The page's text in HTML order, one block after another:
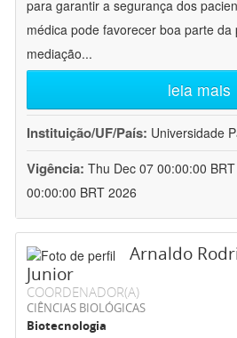
para garantir a segurança dos
médica pode favorecer boa parte da
mediação...
leia mais
Instituição/UF/País: Universidade
Vigência: Thu Dec 07 00:00:00
00:00:00 BRT 2026
Arnaldo
Junior
COORDENADOR(A)
CIÊNCIAS BIOLÓGICAS
Biotecnologia